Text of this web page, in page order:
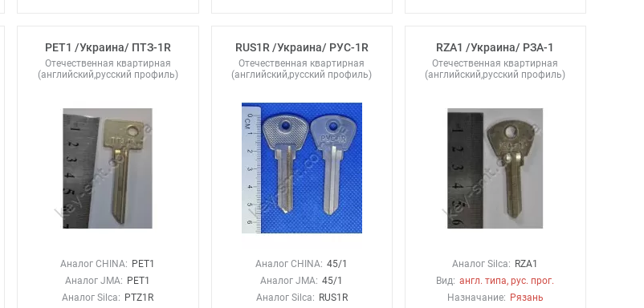
PET1 /Украина/ ПТЗ-1R
Отечественная квартирная
(английский,русский профиль)
Аналог CHINA: PET1
Аналог JMA: PET1
Аналог Silca: PTZ1R
RUS1R /Украина/ РУС-1R
Отечественная квартирная
(английский,русский профиль)
Аналог CHINA: 45/1
Аналог JMA: 45/1
Аналог Silca: RUS1R
RZA1 /Украина/ РЗА-1
Отечественная квартирная
(английский,русский профиль)
Аналог Silca: RZA1
Вид: англ. типа, рус. прог.
Назначание: Рязань